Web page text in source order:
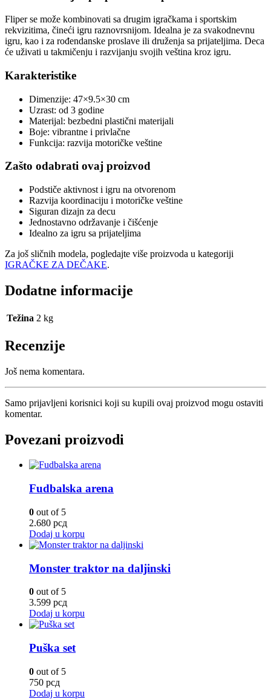
Fliper se može kombinovati sa drugim igračkama i sportskim
rekvizitima, čineći igru raznovrsnijom. Idealna je za svakodnevnu
igru, kao i za rođendanske proslave ili druženja sa prijateljima. Deca
će uživati u takmičenju i razvijanju svojih veština kroz igru.
Karakteristike
Dimenzije: 47×9.5×30 cm
Uzrast: od 3 godine
Materijal: bezbedni plastični materijali
Boje: vibrantne i privlačne
Funkcija: razvija motoričke veštine
Zašto odabrati ovaj proizvod
Podstiče aktivnost i igru na otvorenom
Razvija koordinaciju i motoričke veštine
Siguran dizajn za decu
Jednostavno održavanje i čišćenje
Idealno za igru sa prijateljima
Za još sličnih modela, pogledajte više proizvoda u kategoriji
IGRAČKE ZA DEČAKE.
Dodatne informacije
Težina 2 kg
Recenzije
Još nema komentara.
Samo prijavljeni korisnici koji su kupili ovaj proizvod mogu ostaviti
komentar.
Povezani proizvodi
Fudbalska arena
0 out of 5
2.680 рсд
Dodaj u korpu
Monster traktor na daljinski
0 out of 5
3.599 рсд
Dodaj u korpu
Puška set
0 out of 5
750 рсд
Dodaj u korpu